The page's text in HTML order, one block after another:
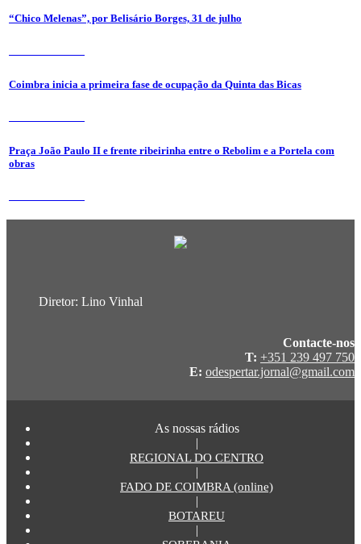
“Chico Melenas”, por Belisário Borges, 31 de julho
Coimbra inicia a primeira fase de ocupação da Quinta das Bicas
Praça João Paulo II e frente ribeirinha entre o Rebolim e a Portela com
obras
Diretor: Lino Vinhal
Contacte-nos
T: +351 239 497 750
E: odespertar.jornal@gmail.com
As nossas rádios
|
REGIONAL DO CENTRO
|
FADO DE COIMBRA (online)
|
BOTAREU
|